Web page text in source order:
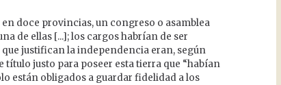
doce provincias, un congreso o asamblea
de ellas [...]; los cargos habrían de ser
justifican la independencia eran, según
justo para poseer esta tierra que “habían
están obligados a guardar fidelidad a los